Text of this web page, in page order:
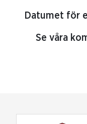
Datumet för
Se våra